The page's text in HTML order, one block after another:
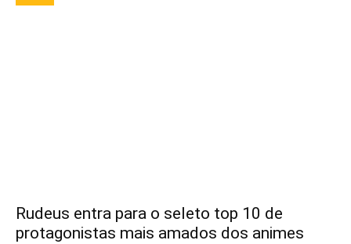
Rudeus entra para o seleto top 10 de
protagonistas mais amados dos animes